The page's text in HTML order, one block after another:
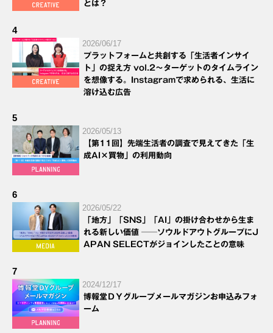
とは？
4
2026/06/17
プラットフォームと共創する「生活者インサイ
ト」の捉え方 vol.2～ターゲットのタイムライン
を想像する。Instagramで求められる、生活に
溶け込む広告
5
2026/05/13
【第11回】先端生活者の調査で見えてきた「生
成AI×買物」の利用動向
6
2026/05/22
「地方」「SNS」「AI」の掛け合わせから生ま
れる新しい価値 ──ソウルドアウトグループにJ
APAN SELECTがジョインしたことの意味
7
2024/12/17
博報堂ＤＹグループメールマガジンお申込みフォ
ーム